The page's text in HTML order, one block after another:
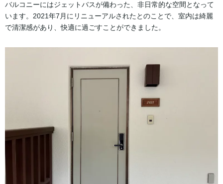
バルコニーにはジェットバスが備わった、非日常的な空間となって
います。2021年7月にリニューアルされたとのことで、室内は綺麗
で清潔感があり、快適に過ごすことができました。